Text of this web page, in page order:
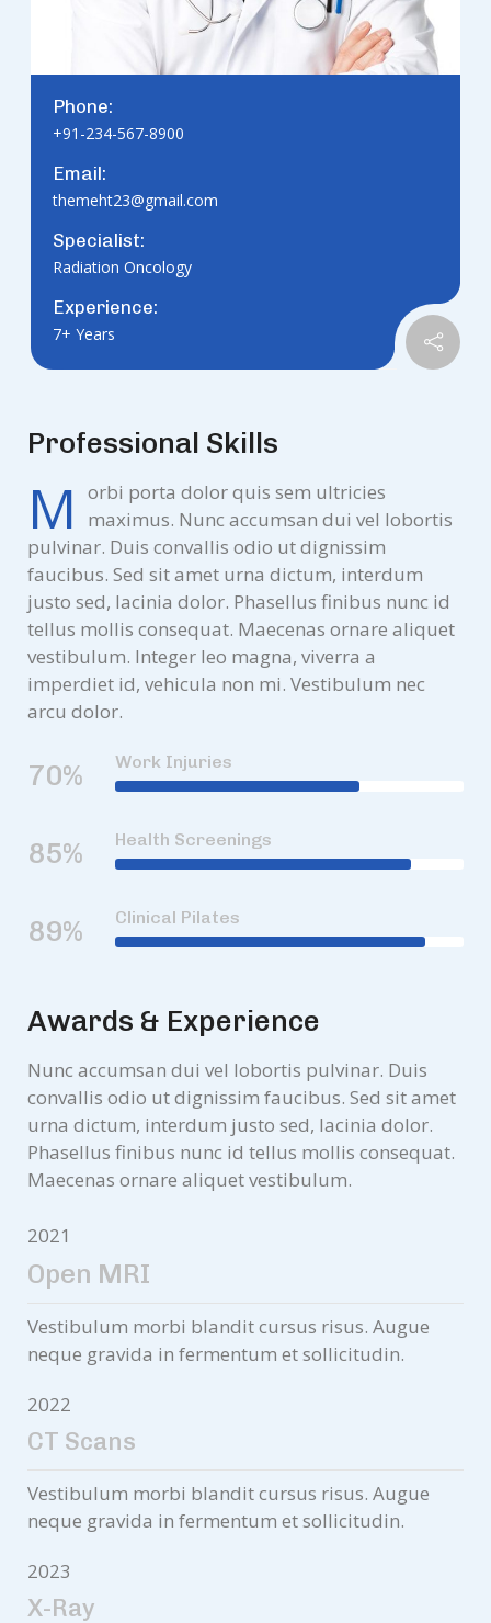
Phone:
+91-234-567-8900
Email:
themeht23@gmail.com
Specialist:
Radiation Oncology
Experience:
7+ Years
Professional Skills
M
orbi porta dolor quis sem ultricies
maximus. Nunc accumsan dui vel lobortis
pulvinar. Duis convallis odio ut dignissim
faucibus. Sed sit amet urna dictum, interdum
justo sed, lacinia dolor. Phasellus finibus nunc id
tellus mollis consequat. Maecenas ornare aliquet
vestibulum. Integer leo magna, viverra a
imperdiet id, vehicula non mi. Vestibulum nec
arcu dolor.
Work Injuries
70%
Health Screenings
85%
Clinical Pilates
89%
Awards & Experience
Nunc accumsan dui vel lobortis pulvinar. Duis
convallis odio ut dignissim faucibus. Sed sit amet
urna dictum, interdum justo sed, lacinia dolor.
Phasellus finibus nunc id tellus mollis consequat.
Maecenas ornare aliquet vestibulum.
2021
Open MRI
Vestibulum morbi blandit cursus risus. Augue
neque gravida in fermentum et sollicitudin.
2022
CT Scans
Vestibulum morbi blandit cursus risus. Augue
neque gravida in fermentum et sollicitudin.
2023
X-Ray